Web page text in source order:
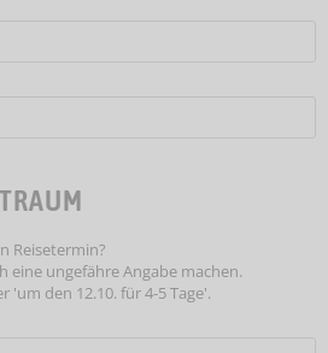
Reisetermin?
eine ungefähre Angabe machen.
'um den 12.10. für 4-5 Tage'.